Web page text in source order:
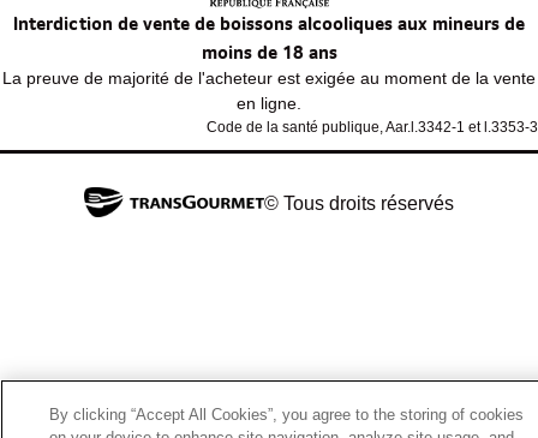
Interdiction de vente de boissons alcooliques aux mineurs de
moins de 18 ans
La preuve de majorité de l'acheteur est exigée au moment de la vente
en ligne.
Code de la santé publique, Aar.l.3342-1 et l.3353-3
© Tous droits réservés
By clicking “Accept All Cookies”, you agree to the storing of cookies